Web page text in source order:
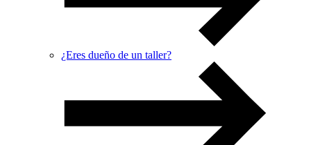
¿Eres dueño de un taller?